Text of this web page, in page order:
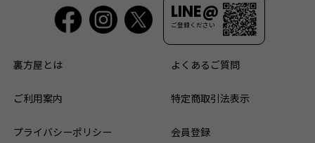
LINE@
ご登録ください
裏方屋とは よくあるご質問
ご利用案内 特定商取引法表示
プライバシーポリシー 会員登録